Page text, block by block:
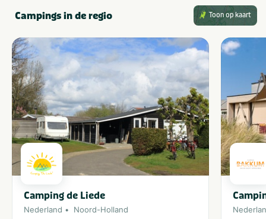
Campings in de regio Toon op kaart
Camping de Liede
Nederland Noord-Holland